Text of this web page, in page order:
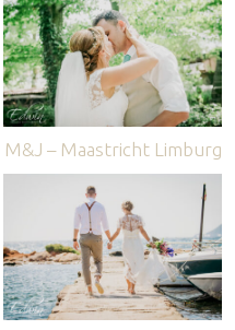
M&J – Maastricht Limburg